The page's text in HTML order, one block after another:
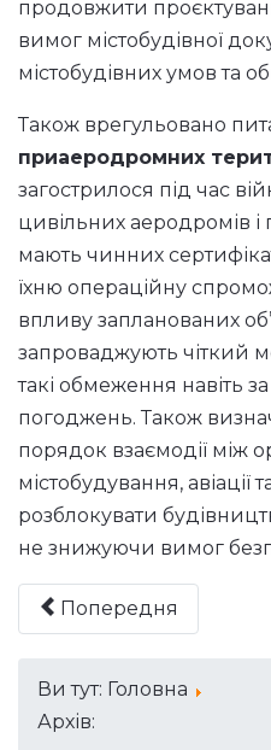
продовжити
вимог містобудівної
містобудівних умов та
Також врегульовано
приаеродромних
загострилося під час
цивільних аеродромів і
мають чинних
їхню операційну
впливу запланованих
запроваджують чіткий
такі обмеження навіть
погоджень. Також
порядок взаємодії між
містобудування,
розблокувати
не знижуючи вимог
Попередня
Ви тут: Головна
Архів: